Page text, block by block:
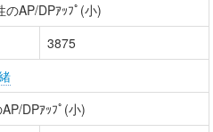
のAP/DPｱｯﾌﾟ(小)
3875
DPｱｯﾌﾟ(小)